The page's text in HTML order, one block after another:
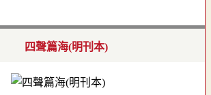
四聲篇海(明刊本)